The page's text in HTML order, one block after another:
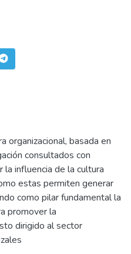
organizacional, basada en
consultados con
la influencia de la cultura
estas permiten generar
como pilar fundamental la
promover la
dirigido al sector